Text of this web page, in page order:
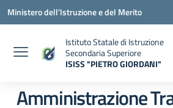
Vai ai contenuti
Vai al menu di navigazione
Vai al footer
Ministero dell'Istruzione e del Merito
Istituto Statale di Istruzione
Secondaria Superiore
ISISS "PIETRO GIORDANI"
Amministrazione